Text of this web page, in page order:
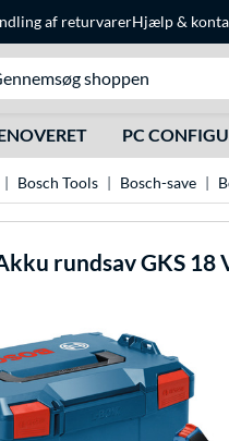
af returvarerHjælp&
PC
Bosch Tools Bosch-save
rundsav GKS 18